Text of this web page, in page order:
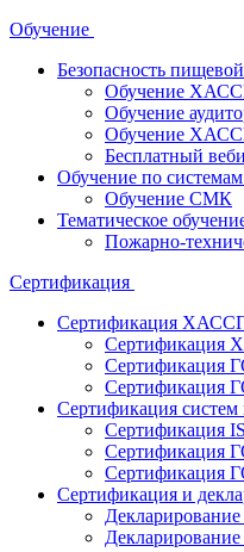
Обучение
Безопасность
Обучение
Обучение
Обучение
Бесплатный
Обучение по
Обучение СМК
Тематическое
Пожарно-
Сертификация
Сертификация
Сертификация
Сертификация
Сертификация
Сертификация
Сертификация
Сертификация
Сертификация и